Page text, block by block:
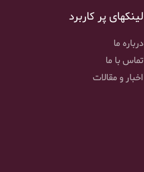
لینکهای پر کاربرد
درباره ما
تماس با ما
اخبار و مقالات